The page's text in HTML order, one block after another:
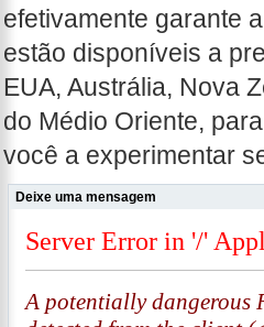
efetivamente garante
estão disponíveis a
EUA, Austrália, Nova
do Médio Oriente,
você a experimentar
Deixe uma mensagem